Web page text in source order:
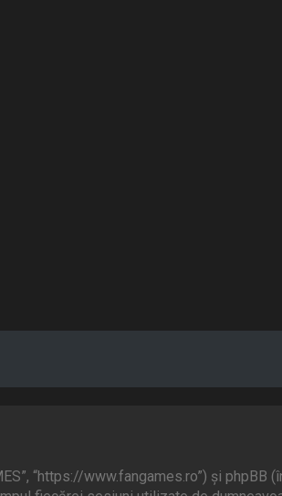
“https://www.fangames.ro”) şi phpBB